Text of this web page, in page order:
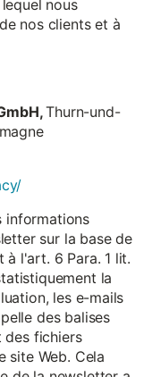
nous
nos clients et à
Thurn-und-
informations
sur la base de
l'art. 6 Para. 1 lit.
la
les e-mails
des balises
des fichiers
site Web. Cela